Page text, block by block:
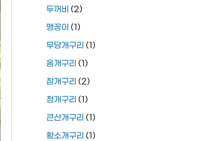
두꺼비 (2)
맹꽁이 (1)
무당개구리 (1)
옴개구리 (1)
참개구리 (2)
청개구리 (1)
큰산개구리 (1)
황소개구리 (1)